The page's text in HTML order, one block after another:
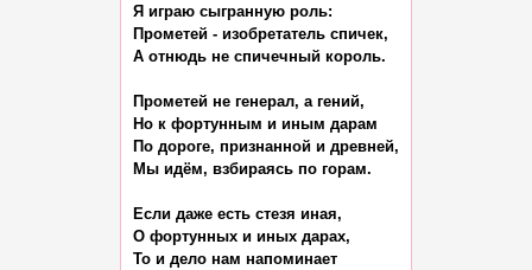
Я играю сыгранную роль:
Прометей - изобретатель спичек,
А отнюдь не спичечный король.
Прометей не генерал, а гений,
Но к фортунным и иным дарам
По дороге, признанной и древней,
Мы идём, взбираясь по горам.
Если даже есть стезя иная,
О фортунных и иных дарах,
То и дело нам напоминает